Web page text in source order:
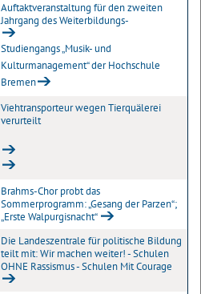
Auftaktveranstaltung für den zweiten
Jahrgang des Weiterbildungs-
Studiengangs „Musik- und
Kulturmanagement“ der Hochschule
Bremen
Viehtransporteur wegen Tierquälerei
verurteilt
Brahms-Chor probt das
Sommerprogramm: „Gesang der Parzen“;
„Erste Walpurgisnacht“
Die Landeszentrale für politische Bildung
teilt mit: Wir machen weiter! - Schulen
OHNE Rassismus - Schulen Mit Courage